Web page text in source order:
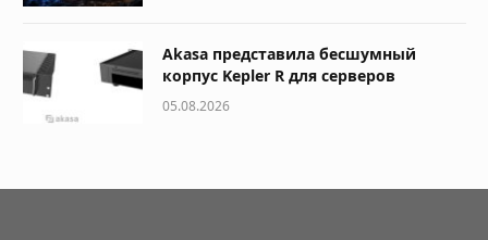
Akasa представила бесшумный
корпус Kepler R для серверов
05.08.2026